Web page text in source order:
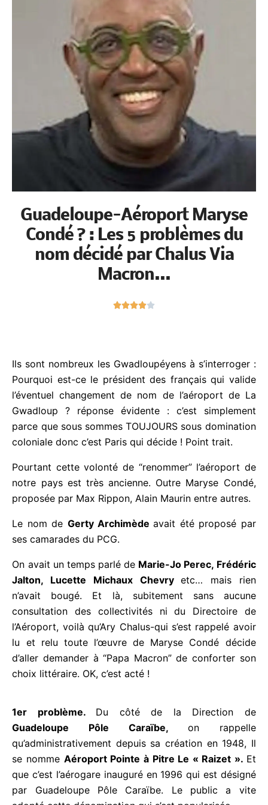
Guadeloupe-Aéroport Maryse
Condé ? : Les 5 problèmes du
nom décidé par Chalus Via
Macron...
o
s
u
5
: Pourquoi est-ce le président des français qui
valide l’éventuel changement de nom de l’aéroport
de La Gwadloup ? réponse évidente : c’est
simplement parce que sous sommes TOUJOURS
sous domination coloniale donc c’est Paris qui
décide ! Point trait.
Pourtant cette volonté de “renommer” l’aéroport de
notre pays est très ancienne. Outre Maryse Condé,
proposée par Max Rippon, Alain Maurin entre
autres.
Le nom deGerty Archimède
ses camarades du PCG.
On avait un temps parlé deMarie-Jo Perec,
Frédéric Jalton, Lucette Michaux Chevryetc…
mais rien n’avait bougé. Et là, subitement sans
aucune consultation des collectivités ni du
Directoire de l’Aéroport, voilà qu’Ary Chalus-qui
s’est rappelé avoir lu et relu toute l’œuvre de
Maryse Condé décide d’aller demander à “Papa
acté !
1er problème.Du côté de la Direction de
Guadeloupe Pôle Caraïbe,on rappelle
qu’administrativement depuis sa création en 1948, Il
se nommeAéroport Pointe à Pitre Le « Raizet ».
Et